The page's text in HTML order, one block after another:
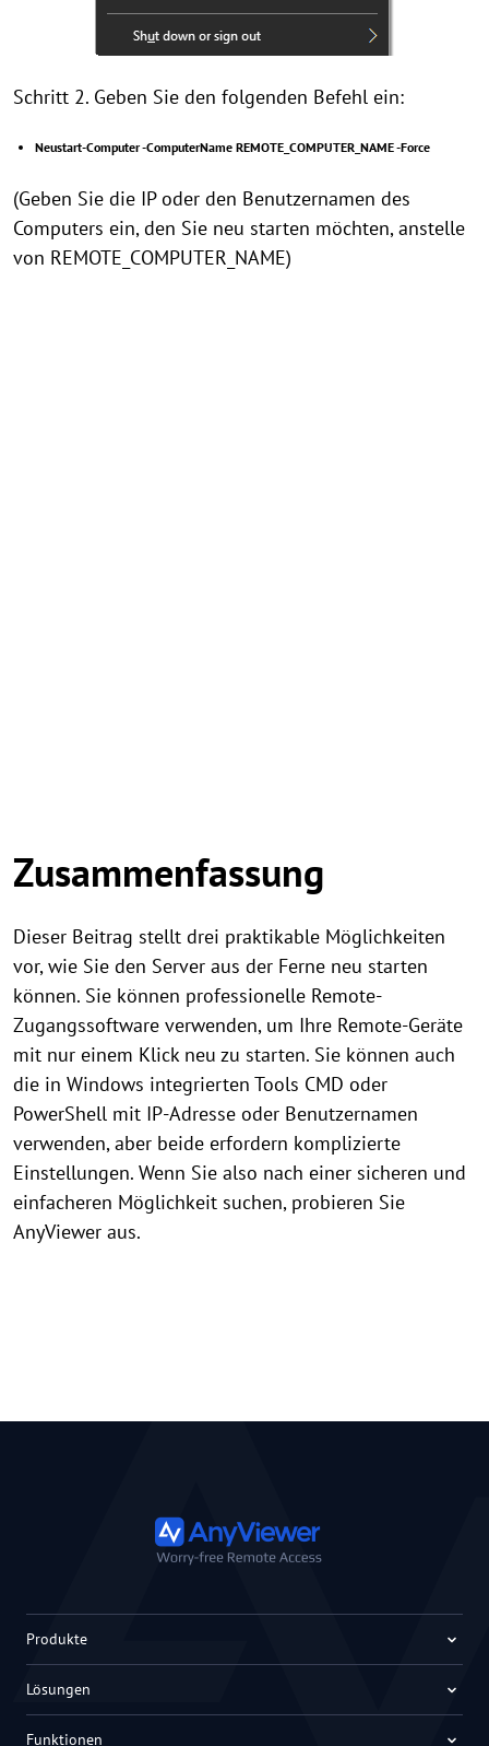
Schritt 2. Geben Sie den folgenden Befehl ein:
Neustart-Computer -ComputerName REMOTE_COMPUTER_NAME -Force
(Geben Sie die IP oder den Benutzernamen des
Computers ein, den Sie neu starten möchten, anstelle
von REMOTE_COMPUTER_NAME)
Zusammenfassung
Dieser Beitrag stellt drei praktikable Möglichkeiten
vor, wie Sie den Server aus der Ferne neu starten
können. Sie können professionelle Remote-
Zugangssoftware verwenden, um Ihre Remote-Geräte
mit nur einem Klick neu zu starten. Sie können auch
die in Windows integrierten Tools CMD oder
PowerShell mit IP-Adresse oder Benutzernamen
verwenden, aber beide erfordern komplizierte
Einstellungen. Wenn Sie also nach einer sicheren und
einfacheren Möglichkeit suchen, probieren Sie
AnyViewer aus.
Produkte
Lösungen
Funktionen